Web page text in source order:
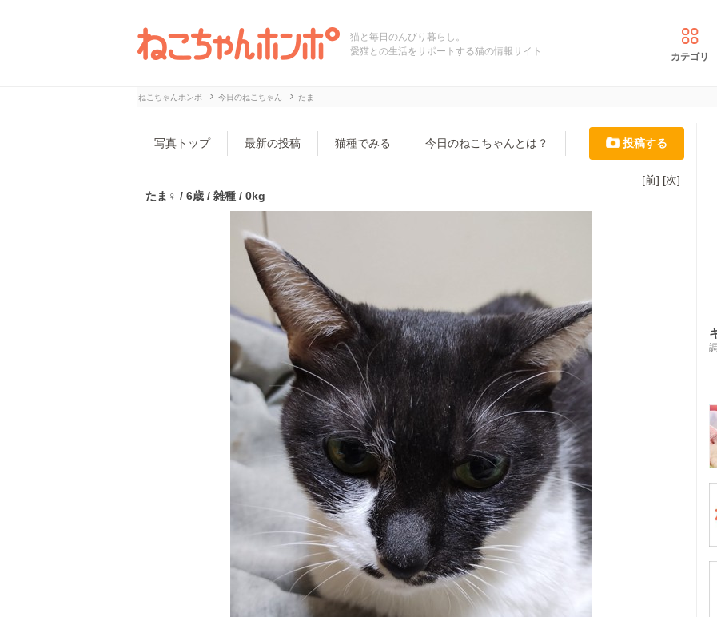
猫と毎日のんびり暮らし。
愛猫との生活をサポートする猫の情報サイト
カテゴリ
ねこちゃんホンポ 今日のねこちゃん たま
写真トップ 最新の投稿 猫種でみる 今日のねこちゃんとは？ 投稿する
[前] [次]
たま♀ / 6歳 / 雑種 / 0kg